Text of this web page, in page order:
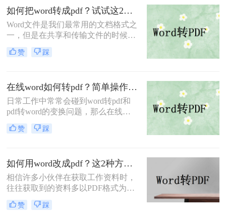
式，轻松实现Word转PDF的操作。
如何把word转成pdf？试试这2个简单的方法，1秒轻松极速转换
Word文件是我们最常用的文档格式之
一，但是在共享和传输文件的时候，
有时候需要将其转换为PDF格式。是
因为PDF格式具有较高的稳定性。可
如何把word转成pdf呢？今天小编给大
家分享一些比较常用的方法，赶紧看
看吧！
赞 踩
在线word如何转pdf？简单操作在线学会
日常工作中常常会碰到word转pdf和
pdf转word的变换问题，那么在线
word如何转pdf呢？文中简易讲解下，
想要了解在线word转pdf文件的朋友就
赞 踩
如何用word改成pdf？这2种方法值得你收藏
相信许多小伙伴在获取工作资料时，
往往获取到的资料多以PDF格式为
主！这是因为PDF格式具有不易被编
辑的特点，不仅为我们的文件增加了
赞 踩